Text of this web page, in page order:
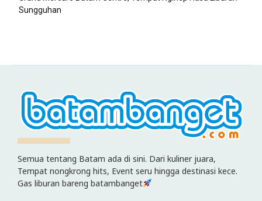
Sungguhan
Semua tentang Batam ada di sini. Dari kuliner juara,
Tempat nongkrong hits, Event seru hingga destinasi kece.
Gas liburan bareng batambanget